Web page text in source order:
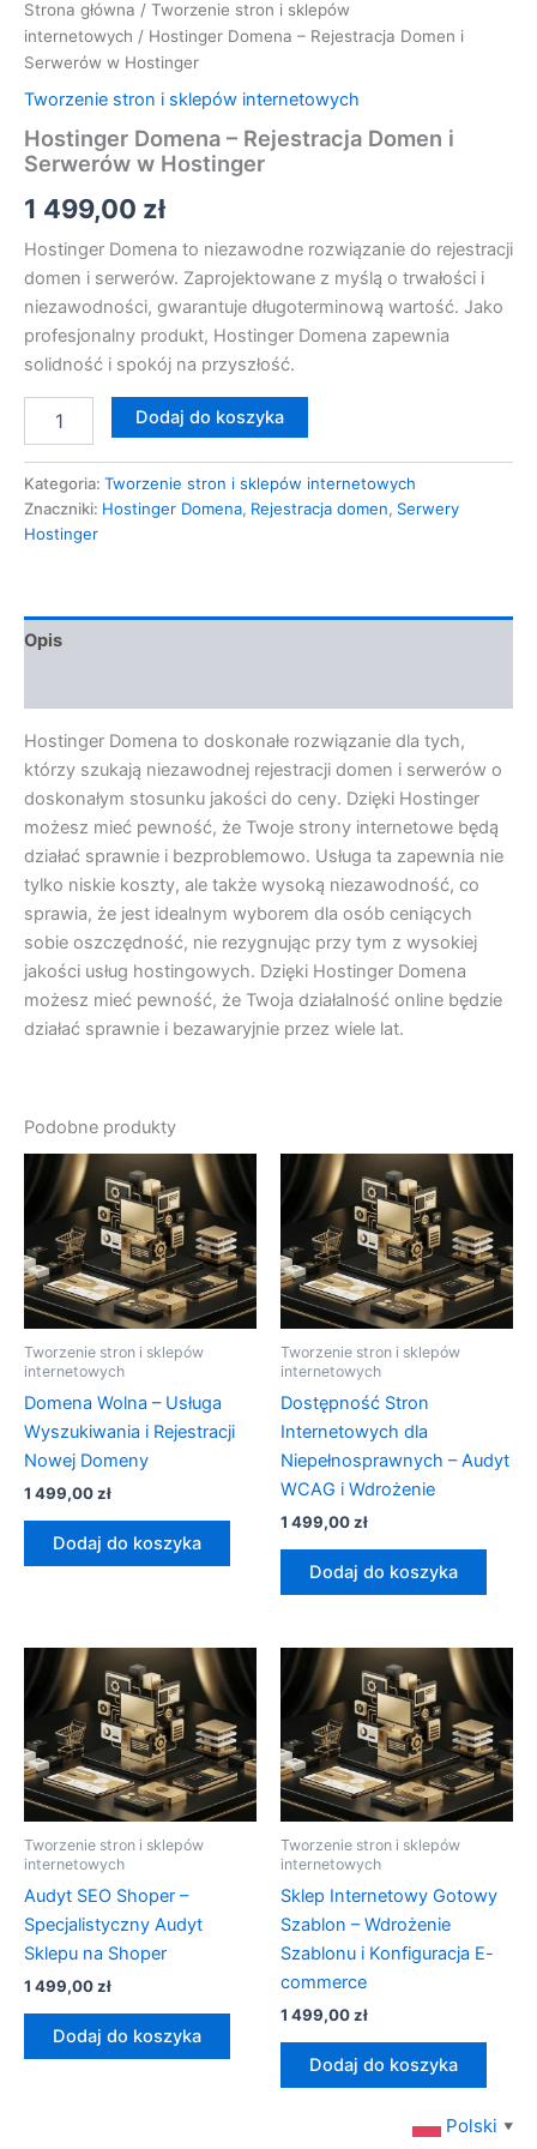
Strona główna / Tworzenie stron i sklepów
internetowych / Hostinger Domena – Rejestracja Domen i
Serwerów w Hostinger
Tworzenie stron i sklepów internetowych
Hostinger Domena – Rejestracja Domen i
Serwerów w Hostinger
1 499,00 zł
Hostinger Domena to niezawodne rozwiązanie do rejestracji
domen i serwerów. Zaprojektowane z myślą o trwałości i
niezawodności, gwarantuje długoterminową wartość. Jako
profesjonalny produkt, Hostinger Domena zapewnia
solidność i spokój na przyszłość.
Dodaj do koszyka
Kategoria: Tworzenie stron i sklepów internetowych
Znaczniki: Hostinger Domena, Rejestracja domen, Serwery
Hostinger
Opis
Hostinger Domena to doskonałe rozwiązanie dla tych,
którzy szukają niezawodnej rejestracji domen i serwerów o
doskonałym stosunku jakości do ceny. Dzięki Hostinger
możesz mieć pewność, że Twoje strony internetowe będą
działać sprawnie i bezproblemowo. Usługa ta zapewnia nie
tylko niskie koszty, ale także wysoką niezawodność, co
sprawia, że jest idealnym wyborem dla osób ceniących
sobie oszczędność, nie rezygnując przy tym z wysokiej
jakości usług hostingowych. Dzięki Hostinger Domena
możesz mieć pewność, że Twoja działalność online będzie
działać sprawnie i bezawaryjnie przez wiele lat.
Podobne produkty
Tworzenie stron i sklepów
internetowych
Domena Wolna – Usługa
Wyszukiwania i Rejestracji
Nowej Domeny
1 499,00zł
Dodaj do koszyka
Tworzenie stron i sklepów
internetowych
Dostępność Stron
Internetowych dla
Niepełnosprawnych – Audyt
WCAG i Wdrożenie
1 499,00zł
Dodaj do koszyka
Tworzenie stron i sklepów
internetowych
Audyt SEO Shoper –
Specjalistyczny Audyt
Sklepu na Shoper
1 499,00zł
Dodaj do koszyka
Tworzenie stron i sklepów
internetowych
Sklep Internetowy Gotowy
Szablon – Wdrożenie
Szablonu i Konfiguracja E-
commerce
1 499,00zł
Dodaj do koszyka
Polski ▼